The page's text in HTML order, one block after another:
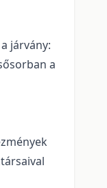
járvány:
a